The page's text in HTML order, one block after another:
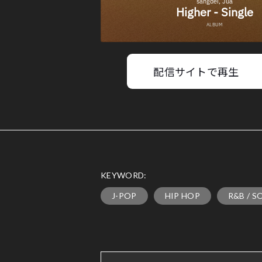
配信サイトで再生
KEYWORD:
J-POP HIP HOP R&B /